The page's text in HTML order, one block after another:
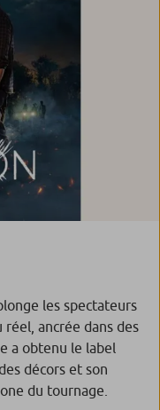
les spectateurs
ancrée dans des
a obtenu le label
décors et son
du tournage.